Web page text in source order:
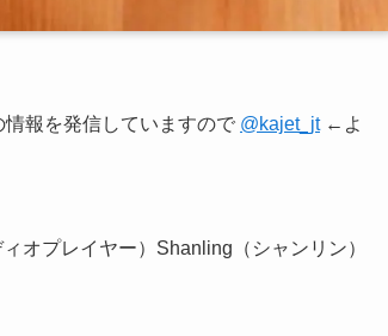
報を発信していますので @kajet_jt←よ
ィオプレイヤー）Shanling（シャンリン）